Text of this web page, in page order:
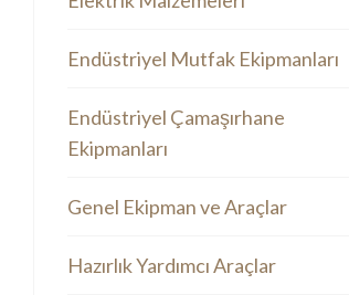
Endüstriyel Mutfak Ekipmanları
Endüstriyel Çamaşırhane
Ekipmanları
Genel Ekipman ve Araçlar
Hazırlık Yardımcı Araçlar